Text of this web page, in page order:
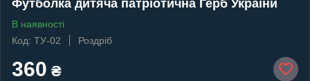
Футболка дитяча патріотична Герб України
В наявності
Код: ТУ-02
Роздріб
360 ₴